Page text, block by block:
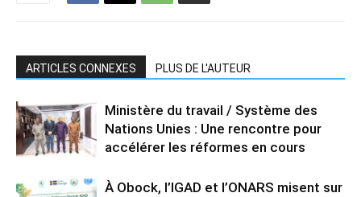
ARTICLES CONNEXES PLUS DE L'AUTEUR
Ministère du travail / Système des
Nations Unies : Une rencontre pour
accélérer les réformes en cours
À Obock, l’IGAD et l’ONARS misent sur